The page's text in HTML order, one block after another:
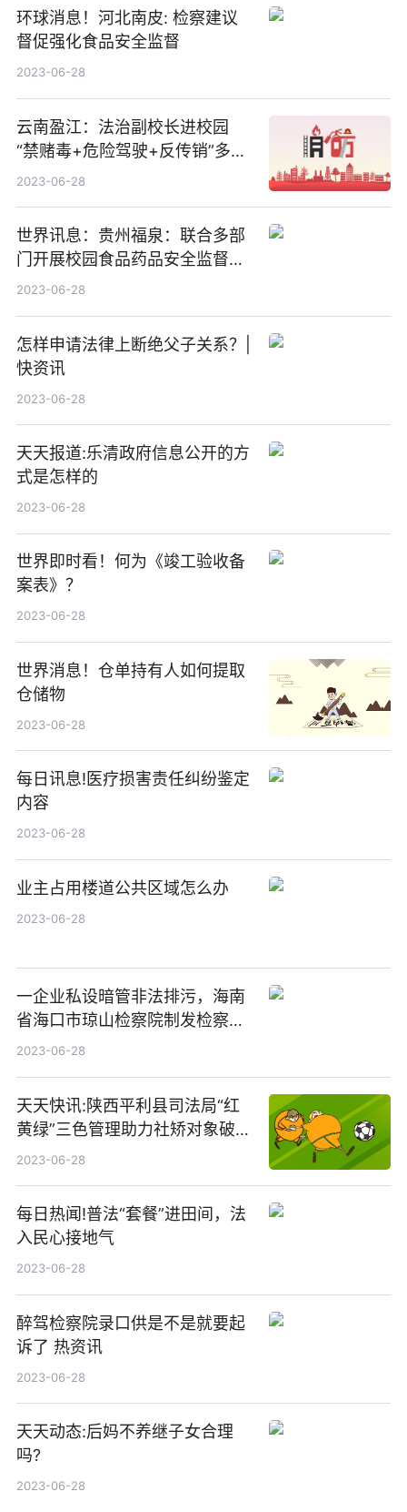
环球消息！河北南皮: 检察建议
督促强化食品安全监督
2023-06-28
云南盈江：法治副校长进校园
“禁赌毒+危险驾驶+反传销”多角
度普及法律知识
2023-06-28
世界讯息：贵州福泉：联合多部
门开展校园食品药品安全监督检
查活动
2023-06-28
怎样申请法律上断绝父子关系？|
快资讯
2023-06-28
天天报道:乐清政府信息公开的方
式是怎样的
2023-06-28
世界即时看！何为《竣工验收备
案表》？
2023-06-28
世界消息！仓单持有人如何提取
仓储物
2023-06-28
每日讯息!医疗损害责任纠纷鉴定
内容
2023-06-28
业主占用楼道公共区域怎么办
2023-06-28
一企业私设暗管非法排污，海南
省海口市琼山检察院制发检察建
议|天天最新
2023-06-28
天天快讯:陕西平利县司法局“红
黄绿”三色管理助力社矫对象破茧
重生
2023-06-28
每日热闻!普法“套餐”进田间，法
入民心接地气
2023-06-28
醉驾检察院录口供是不是就要起
诉了 热资讯
2023-06-28
天天动态:后妈不养继子女合理
吗?
2023-06-28